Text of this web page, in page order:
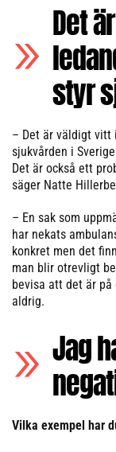
Det
styr
– Det är väldigt vitt
sjukvården i
Det är också ett
säger Natte
– En sak som
har nekats
konkret men det
man blir otrevligt
bevisa att det är på
aldrig.
Jag
Vilka exempel har